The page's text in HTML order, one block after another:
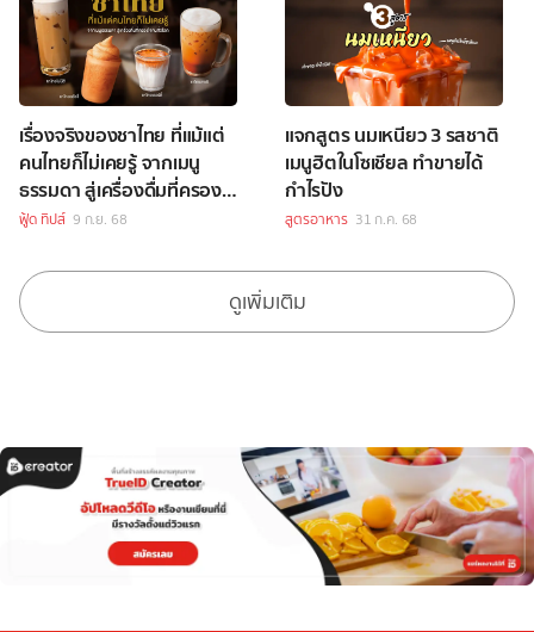
เรื่องจริงของชาไทย ที่แม้แต่
คนไทยก็ไม่เคยรู้ จากเมนู
ธรรมดา สู่เครื่องดื่มที่ครอง
ใจคนทั่วโลก
ฟู้ด ทิปส์ 9 ก.ย. 68
แจกสูตร นมเหนียว 3 รสชาติ
เมนูฮิตในโซเชียล ทำขายได้
กำไรปัง
สูตรอาหาร 31 ก.ค. 68
ดูเพิ่มเติม